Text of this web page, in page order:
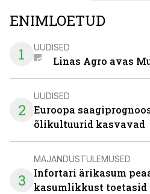
ENIMLOETUD
1
UUDISED
Linas Agro avas
2
UUDISED
Euroopa
õlikultuurid kasvavad
3
MAJANDUSTULEMUSED
Infortari ärikasum
kasumlikkust toetasid